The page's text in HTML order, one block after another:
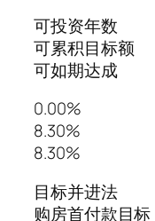
可投资年数
可累积目标额
可如期达成
0.00%
8.30%
8.30%
目标并进法
购房首付款目标